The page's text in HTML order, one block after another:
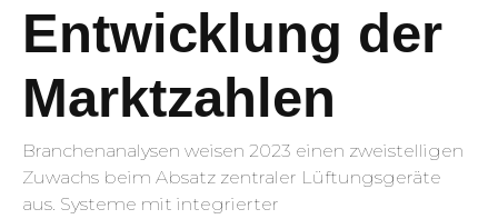
Entwicklung der
Marktzahlen
Branchenanalysen weisen 2023 einen zweistelligen
Zuwachs beim Absatz zentraler Lüftungsgeräte
aus. Systeme mit integrierter